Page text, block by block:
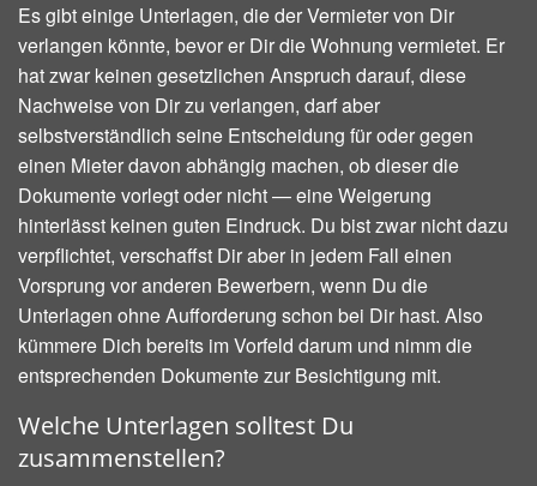
Es gibt einige Unterlagen, die der Vermieter von Dir
verlangen könnte, bevor er Dir die Wohnung vermietet. Er
hat zwar keinen gesetzlichen Anspruch darauf, diese
Nachweise von Dir zu verlangen, darf aber
selbstverständlich seine Entscheidung für oder gegen
einen Mieter davon abhängig machen, ob dieser die
Dokumente vorlegt oder nicht — eine Weigerung
hinterlässt keinen guten Eindruck. Du bist zwar nicht dazu
verpflichtet, verschaffst Dir aber in jedem Fall einen
Vorsprung vor anderen Bewerbern, wenn Du die
Unterlagen ohne Aufforderung schon bei Dir hast. Also
kümmere Dich bereits im Vorfeld darum und nimm die
entsprechenden Dokumente zur Besichtigung mit.
Welche Unterlagen solltest Du
zusammenstellen?